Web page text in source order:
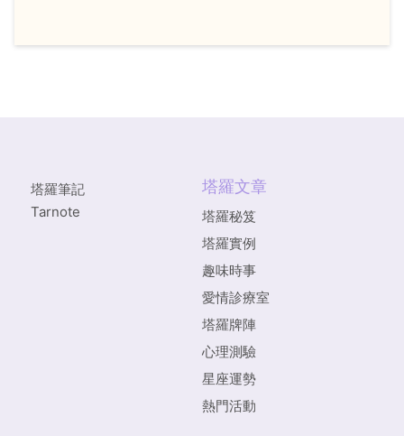
塔羅筆記
Tarnote
塔羅文章
塔羅秘笈
塔羅實例
趣味時事
愛情診療室
塔羅牌陣
心理測驗
星座運勢
熱門活動